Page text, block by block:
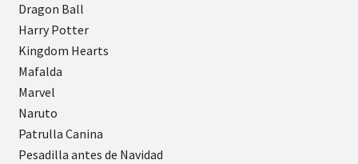
Dragon Ball
Harry Potter
Kingdom Hearts
Mafalda
Marvel
Naruto
Patrulla Canina
Pesadilla antes de Navidad